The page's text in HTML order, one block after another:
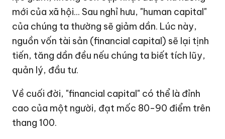
mới của xã hội... Sau nghỉ hưu, "human capital"
của chúng ta thường sẽ giảm dần. Lúc này,
nguồn vốn tài sản (financial capital) sẽ lại tịnh
tiến, tăng dần đều nếu chúng ta biết tích lũy,
quản lý, đầu tư.
Về cuối đời, "financial capital" có thể là đỉnh
cao của một người, đạt mốc 80-90 điểm trên
thang 100.